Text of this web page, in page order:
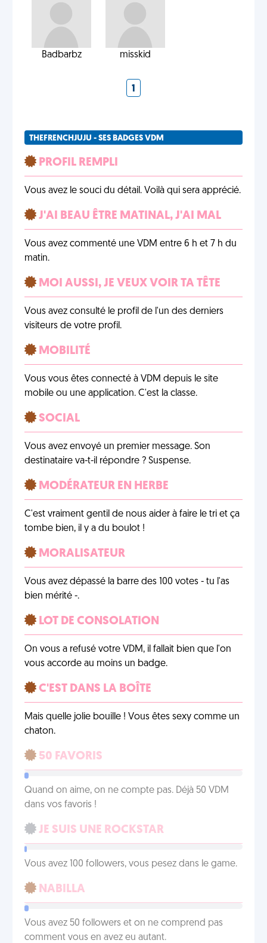
Badbarbz misskid
1
THEFRENCHJUJU - SES BADGES VDM
PROFIL REMPLI
Vous avez le souci du détail. Voilà qui sera apprécié.
J'AI BEAU ÊTRE MATINAL, J'AI MAL
Vous avez commenté une VDM entre 6 h et 7 h du
matin.
MOI AUSSI, JE VEUX VOIR TA TÊTE
Vous avez consulté le profil de l'un des derniers
visiteurs de votre profil.
MOBILITÉ
Vous vous êtes connecté à VDM depuis le site
mobile ou une application. C'est la classe.
SOCIAL
Vous avez envoyé un premier message. Son
destinataire va-t-il répondre ? Suspense.
MODÉRATEUR EN HERBE
C'est vraiment gentil de nous aider à faire le tri et ça
tombe bien, il y a du boulot !
MORALISATEUR
Vous avez dépassé la barre des 100 votes - tu l'as
bien mérité -.
LOT DE CONSOLATION
On vous a refusé votre VDM, il fallait bien que l'on
vous accorde au moins un badge.
C'EST DANS LA BOÎTE
Mais quelle jolie bouille ! Vous êtes sexy comme un
chaton.
50 FAVORIS
Quand on aime, on ne compte pas. Déjà 50 VDM
dans vos favoris !
JE SUIS UNE ROCKSTAR
Vous avez 100 followers, vous pesez dans le game.
NABILLA
Vous avez 50 followers et on ne comprend pas
comment vous en avez eu autant.